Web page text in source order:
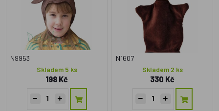
N9953
Skladem 5 ks
198 Kč
N1607
Skladem 2 ks
330 Kč